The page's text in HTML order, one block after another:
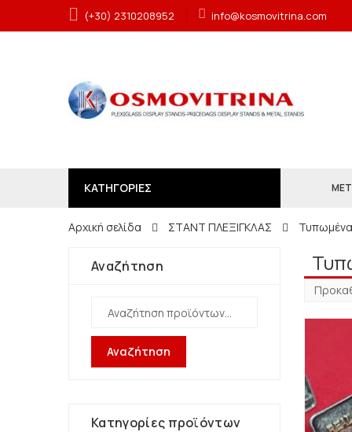
(+30) 2310208952 info@kosmovitrina.com
ΚΑΤΗΓΟΡΙΕΣ
Αρχική σελίδα ΣΤΑΝΤ ΠΛΕΞΙΓΚΛΑΣ Τυπωμένα
Αναζήτηση
Αναζήτηση
Κατηγορίες προϊόντων